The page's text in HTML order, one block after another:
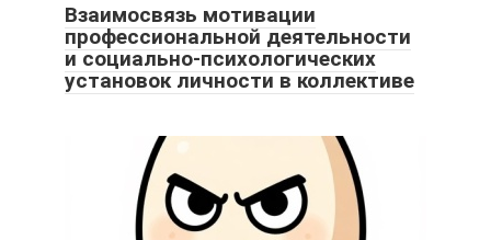
Взаимосвязь мотивации
профессиональной деятельности
и социально-психологических
установок личности в коллективе